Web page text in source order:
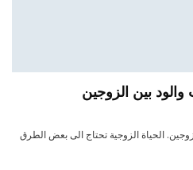
بين الزوجين
الحياة الزوجية تحتاج الى بعض الطرق